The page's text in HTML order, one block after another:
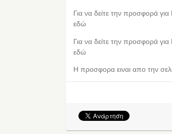
Για να δείτε την προσφορά
εδώ
Για να δείτε την προσφορά
εδώ
Η προσφορα ειναι απο την